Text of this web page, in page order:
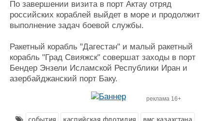
По завершении визита в порт Актау отряд
российских кораблей выйдет в море и продолжит
выполнение задач боевой службы.
Ракетный корабль "Дагестан" и малый ракетный
корабль "Град Свияжск" совершат заходы в порт
Бендер Энзели Исламской Республики Иран и
азербайджанский порт Баку.
реклама 16+